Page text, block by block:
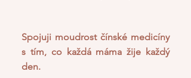
Spojuji moudrost čínské medicíny
s tím, co každá máma žije každý
den.